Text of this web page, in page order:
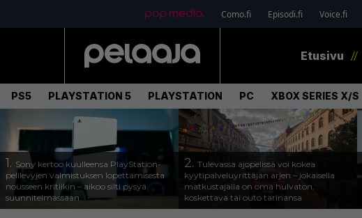
Como.fi Episodi.fi Voice.fi
Etusivu
PS5 PLAYSTATION 5 PLAYSTATION PC XBOX SERIES X/S
1. Sony kertoo kuulleensa PlayStation-
pelilevyjen valmistuksen lopettamisesta
nousseen kritiikin – aikoo silti pysyä
suunnitelmassaan
2. Tulevassa ajopelissä voi kokea
kyytipalveluyrittäjän arjen – jokaisella
matkustajalla on oma hulvaton,
koskettava tai outo tarinansa